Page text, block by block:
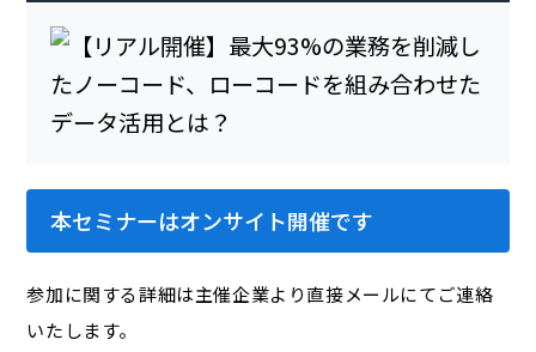
本セミナーはオンサイト開催です
参加に関する詳細は主催企業より直接メールにてご連絡
いたします。